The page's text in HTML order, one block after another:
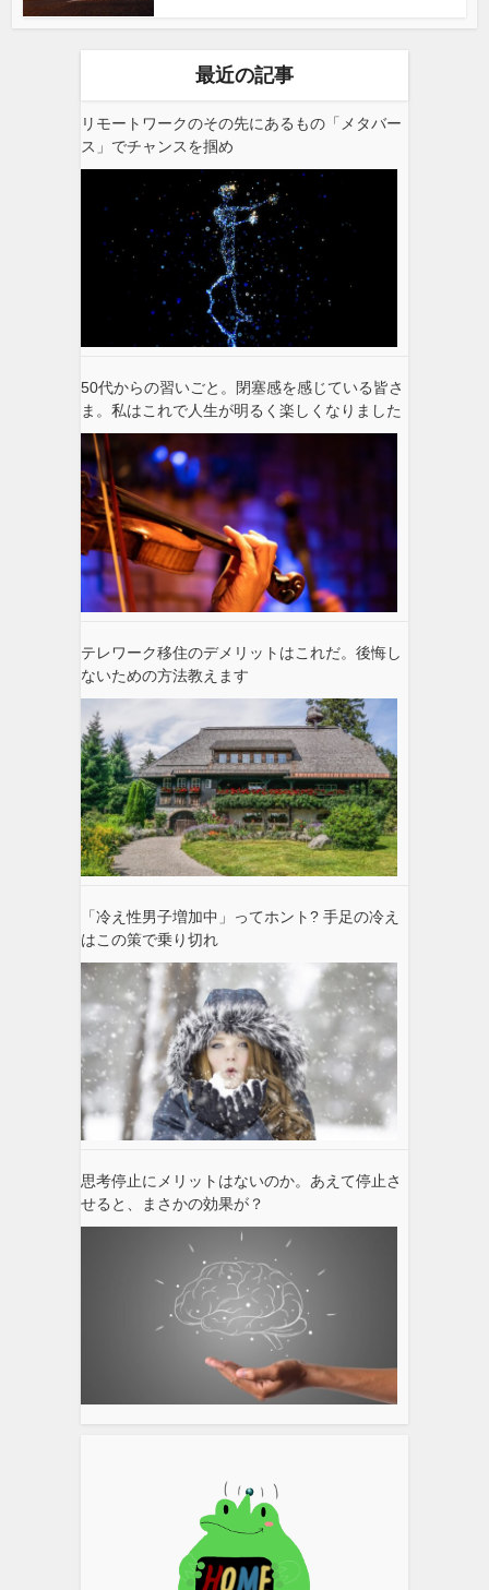
最近の記事
リモートワークのその先にあるもの「メタバー
ス」でチャンスを掴め
50代からの習いごと。閉塞感を感じている皆さ
ま。私はこれで人生が明るく楽しくなりました
テレワーク移住のデメリットはこれだ。後悔し
ないための方法教えます
「冷え性男子増加中」ってホント? 手足の冷え
はこの策で乗り切れ
思考停止にメリットはないのか。あえて停止さ
せると、まさかの効果が？